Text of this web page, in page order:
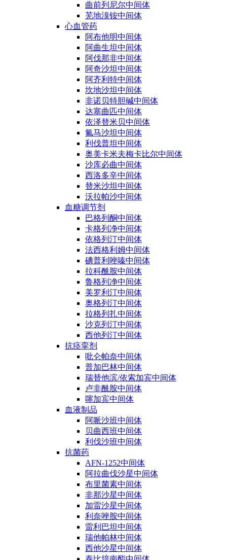
曲前列尼尔中间体
芜地溴铵中间体
心血管药
阿布他明中间体
阿曲生坦中间体
阿伐那非中间体
阿奇沙坦中间体
阿齐利特中间体
坎地沙坦中间体
非诺贝特胆碱中间体
达塞曲匹中间体
依泽替米贝中间体
氟马沙坦中间体
利伐普坦中间体
奥美卡米夫梅卡比尔中间体
沙库必曲中间体
西洛多辛中间体
替米沙坦中间体
沃拉帕沙中间体
血糖调节剂
巴格列酮中间体
卡格列净中间体
依格列汀中间体
法西格利姆中间体
碘普利唑嗪中间体
拉科酰胺中间体
鲁格列净中间体
美罗利汀中间体
奥格列汀中间体
拉格列扎中间体
沙克列汀中间体
西他列汀中间体
抗痉挛剂
吡仑帕奈中间体
普加巴林中间体
瑞替他滨/依索加宾中间体
卢非酰胺中间体
噻加宾中间体
血液制品
阿哌沙班中间体
贝曲西班中间体
利伐沙班中间体
抗菌药
AFN-1252中间体
阿拉曲伐沙星中间体
布里菌素中间体
非那沙星中间体
加雷沙星中间体
利奈唑胺中间体
雷利巴坦中间体
瑞他帕林中间体
西他沙星中间体